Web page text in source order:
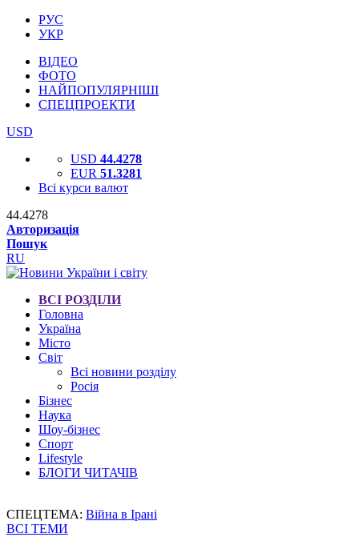
РУС
УКР
ВІДЕО
ФОТО
НАЙПОПУЛЯРНІШІ
СПЕЦПРОЕКТИ
USD
USD 44.4278
EUR 51.3281
Всі курси валют
44.4278
Авторизація
Пошук
RU
ВСІ РОЗДІЛИ
Головна
Україна
Місто
Світ
Всі новини розділу
Росія
Бізнес
Наука
Шоу-бізнес
Спорт
Lifestyle
БЛОГИ ЧИТАЧІВ
СПЕЦТЕМА: Війна в Ірані
ВСІ ТЕМИ